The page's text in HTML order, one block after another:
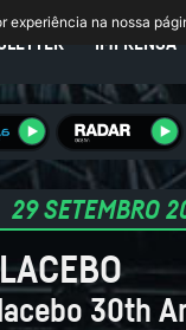
IMPRENSA
29 SETEMBRO
30th
experiência na nossa